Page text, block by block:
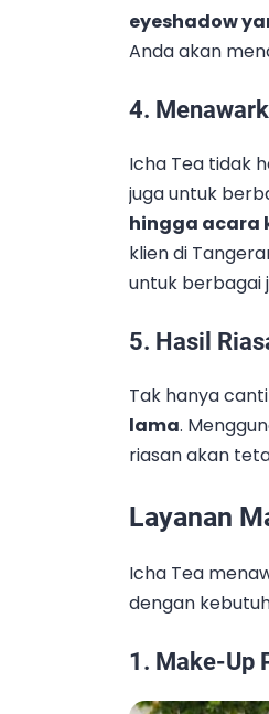
eyeshadow
Anda akan
4.
Icha Tea tidak
juga untuk
hingga acara
klien di
untuk berbagai
5. Hasil
Tak hanya
lama.
riasan akan
Layanan
Icha Tea
dengan
1. Make-Up